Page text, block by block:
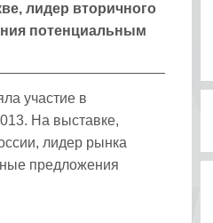
лидер вторичного
потенциальным
участие в
На выставке,
лидер рынка
предложения